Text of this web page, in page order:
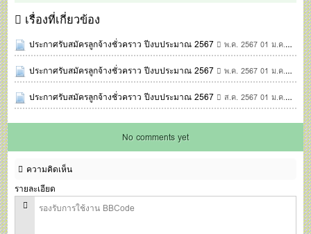
เรื่องที่เกี่ยวข้อง
ประกาศรับสมัครลูกจ้างชั่วคราว ปีงบประมาณ 2567 พ.ค. 2567 01 ม.ค. 2513
ประกาศรับสมัครลูกจ้างชั่วคราว ปีงบประมาณ 2567 พ.ค. 2567 01 ม.ค. 2513
ประกาศรับสมัครลูกจ้างชั่วคราว ปีงบประมาณ 2567 ส.ค. 2567 01 ม.ค. 2513
No comments yet
ความคิดเห็น
รายละเอียด